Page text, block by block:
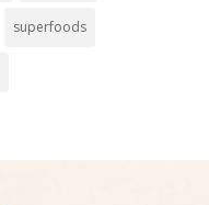
superfoods